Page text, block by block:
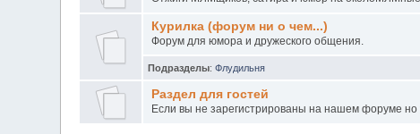
Курилка (форум ни о чем...)
Форум для юмора и дружеского общения.
Подразделы:Флудильня
Раздел для гостей
Если вы не зарегистрированы на нашем форуме но